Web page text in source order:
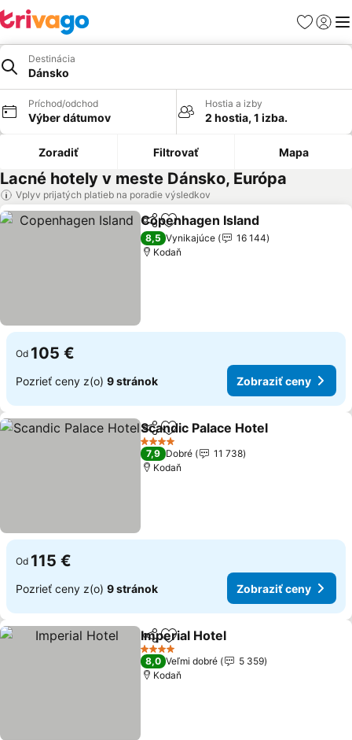
Obľúbené
Destinácia
Dánsko
Príchod/odchod
Výber dátumov
Hostia a izby
2 hostia, 1 izba.
Zoradiť Filtrovať Mapa
Lacné hotely v meste Dánsko, Európa
Vplyv prijatých platieb na poradie výsledkov
ZdieľaťPridať do obľúbených
Copenhagen Island
8,5 Vynikajúce
16 144
Kodaň
Od 105 €
Pozrieť ceny z(o) 9 stránok Zobraziť ceny
ZdieľaťPridať do obľúbených
Scandic Palace Hotel
4 Počet hviezdičiek
7,9 Dobré
11 738
Kodaň
Od 115 €
Pozrieť ceny z(o) 9 stránok Zobraziť ceny
ZdieľaťPridať do obľúbených
Imperial Hotel
4 Počet hviezdičiek
8,0 Veľmi dobré
5 359
Kodaň